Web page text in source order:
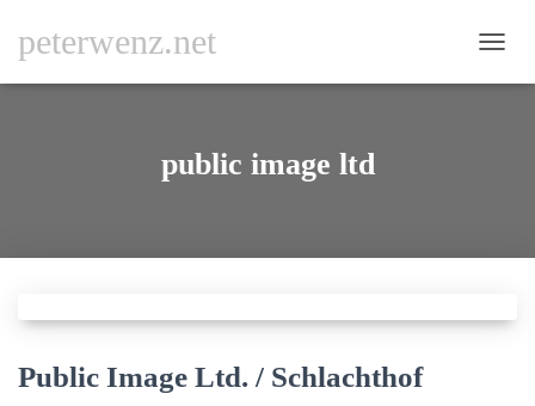
peterwenz.net
public image ltd
Public Image Ltd. / Schlachthof